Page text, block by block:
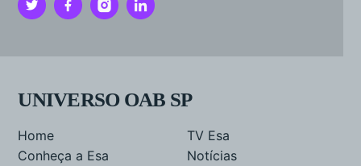
UNIVERSO OAB SP
Home
Conheça a Esa
TV Esa
Notícias